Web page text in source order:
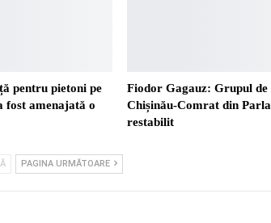
pentru pietoni pe
fost amenajată o
Fiodor Gagauz: Grupul
Chișinău-Comrat din
restabilit
PAGINA URMĂTOARE